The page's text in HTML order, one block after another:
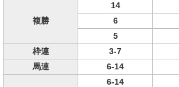
複勝
14
6
5
枠連
3-7
馬連
6-14
6-14